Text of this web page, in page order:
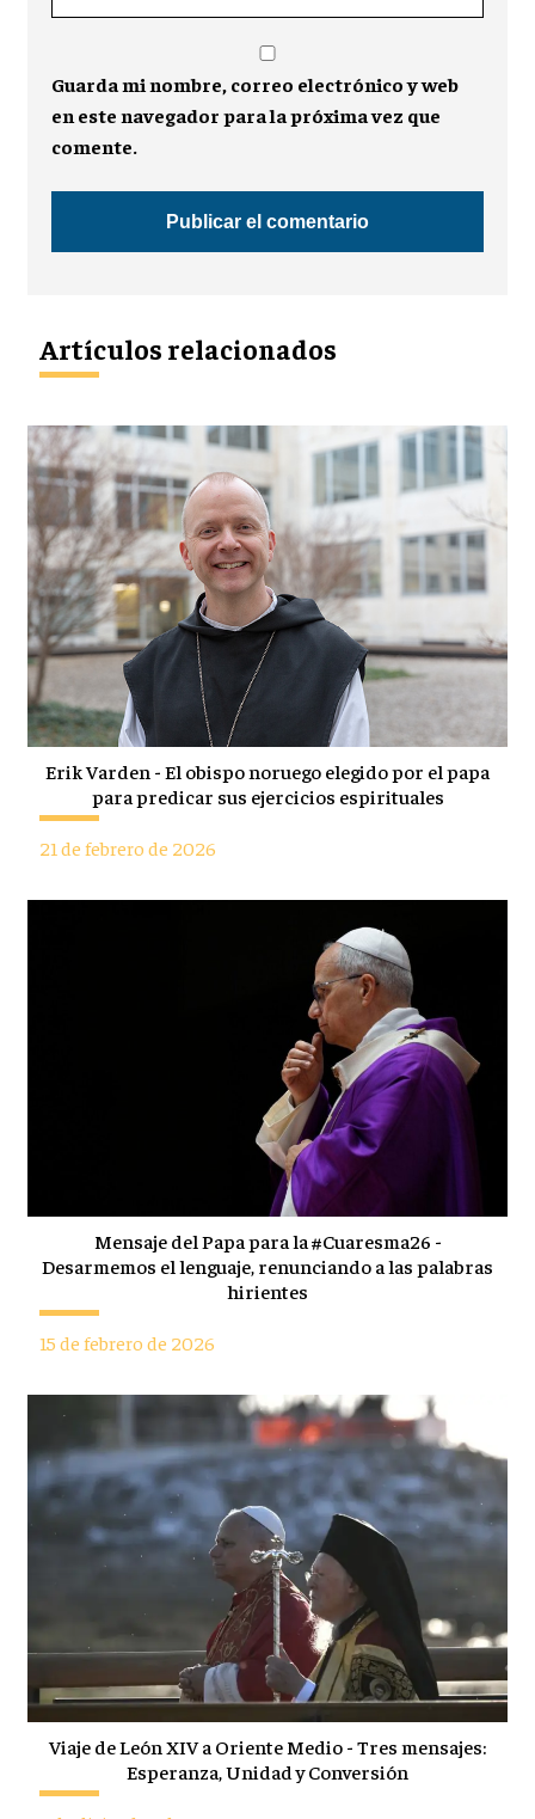
Guarda mi nombre, correo electrónico y web
en este navegador para la próxima vez que
comente.
Artículos relacionados
Erik Varden - El obispo noruego elegido por el papa
para predicar sus ejercicios espirituales
21 de febrero de 2026
Mensaje del Papa para la #Cuaresma26 -
Desarmemos el lenguaje, renunciando a las palabras
hirientes
15 de febrero de 2026
Viaje de León XIV a Oriente Medio - Tres mensajes:
Esperanza, Unidad y Conversión